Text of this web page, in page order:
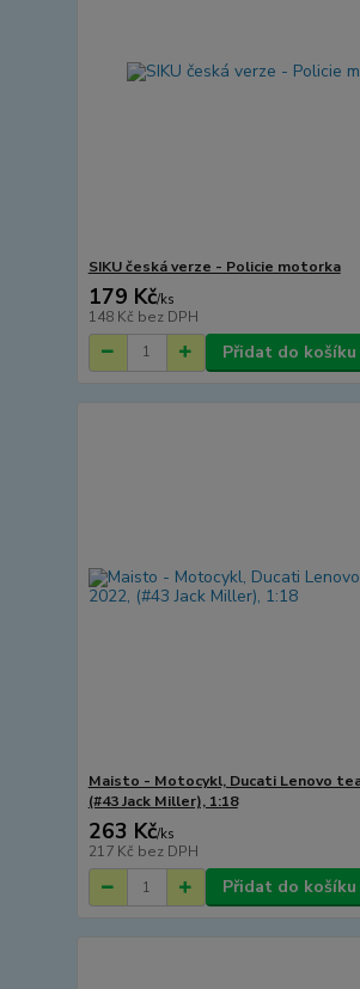
SIKU česká verze - Policie motorka
179 Kč/ks
148 Kč bez DPH
Přidat do košíku
Maisto - Motocykl, Ducati Lenovo
(#43 Jack Miller), 1:18
263 Kč/ks
217 Kč bez DPH
Přidat do košíku